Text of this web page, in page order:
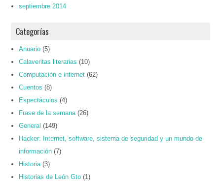
septiembre 2014
Categorías
Anuario (5)
Calaveritas literarias (10)
Computación e internet (62)
Cuentos (8)
Espectáculos (4)
Frase de la semana (26)
General (149)
Hacker: Internet, software, sistema de seguridad y un mundo de
información (7)
Historia (3)
Historias de León Gto (1)